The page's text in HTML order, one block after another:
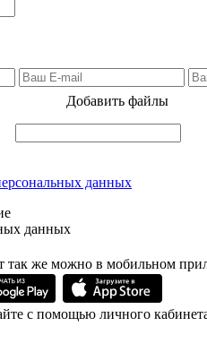
Добавить файлы
данных
данных
так же можно в мобильном
с помощью личного